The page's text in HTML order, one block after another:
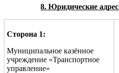
8. Юридические
Сторона 1:
Муниципальное казённое
учреждение «Транспортное
управление»